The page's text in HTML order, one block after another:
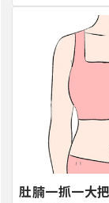
肚腩一抓一大